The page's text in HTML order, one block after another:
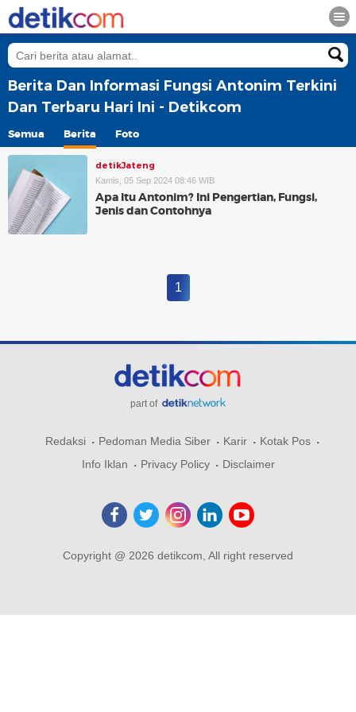
Berita Dan Informasi Fungsi Antonim Terkini
Dan Terbaru Hari Ini - Detikcom
Semua Berita Foto
detikJateng
Kamis, 05 Sep 2024 08:46 WIB
Apa Itu Antonim? Ini Pengertian, Fungsi,
Jenis dan Contohnya
1
part of
Redaksi Pedoman Media Siber Karir
Kotak Pos
Info Iklan
Privacy Policy Disclaimer
Copyright @ 2026 detikcom, All right reserved